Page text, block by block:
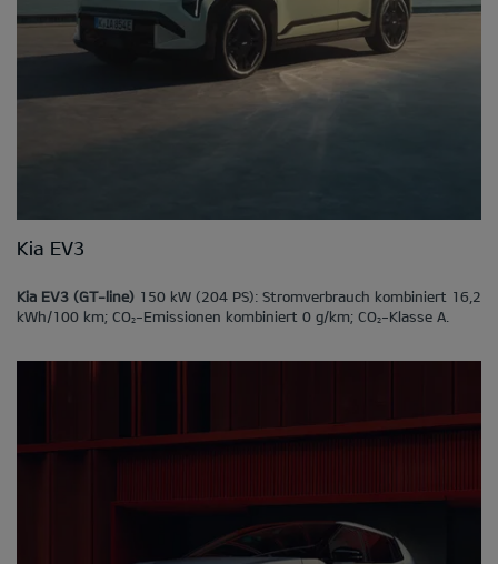
Kia EV3
Kia EV3 (GT-line) 150 kW (204 PS): Stromverbrauch kombiniert 16,2
kWh/100 km; CO2-Emissionen kombiniert 0 g/km; CO2-Klasse A.